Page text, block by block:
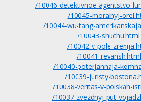
/10046-detektivnoe-agentstvo-
/10045-moralnyj-
/10044-wu-tang-
/10043-shuchu.html
/10042-v-pole-
/10041-revansh.html
/10040-poterjannaja-
/10039-juristy-
/10038-veritas-v-poiskah-
/10037-zvezdnyj-put-